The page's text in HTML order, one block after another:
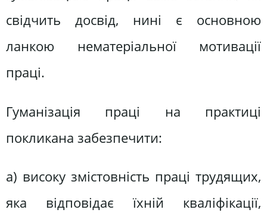
свідчить досвід, нині є основною
ланкою нематеріальної мотивації
праці.
Гуманізація праці на практиці
покликана забезпечити:
а) високу змістовність праці трудящих,
яка відповідає їхній кваліфікації,